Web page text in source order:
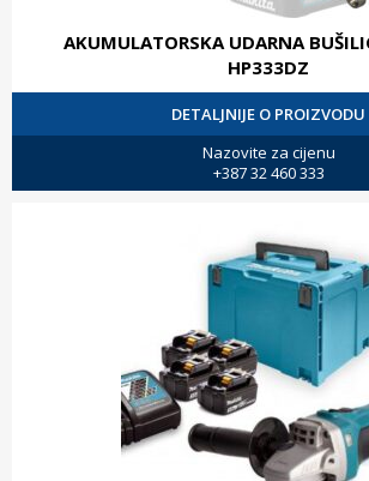
AKUMULATORSKA UDARNA
HP333DZ
DETALJNIJE O PROIZVODU
Nazovite za cijenu
+387 32 460 333